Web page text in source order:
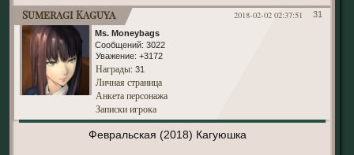
31
2018-02-02 02:37:51
Sumeragi Kaguya
Ms. Moneybags
Сообщений: 3022
Уважение: +3172
Награды: 31
Личная страница
Анкета персонажа
Записки игрока
Февральская (2018) Кагуюшка